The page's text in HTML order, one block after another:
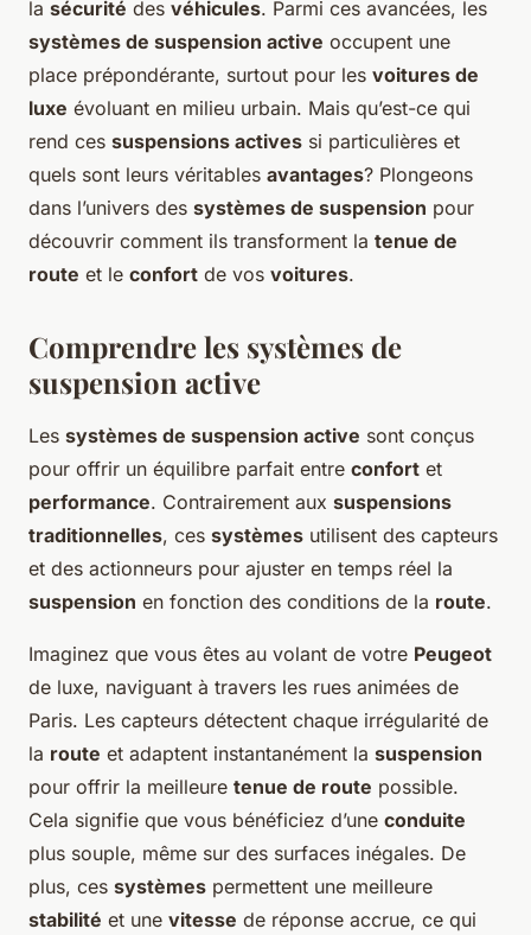
la sécurité des véhicules. Parmi ces avancées, les
systèmes de suspension active occupent une
place prépondérante, surtout pour les voitures de
luxe évoluant en milieu urbain. Mais qu’est-ce qui
rend ces suspensions actives si particulières et
quels sont leurs véritables avantages? Plongeons
dans l’univers des systèmes de suspension pour
découvrir comment ils transforment la tenue de
route et le confort de vos voitures.
Comprendre les systèmes de
suspension active
Les systèmes de suspension active sont conçus
pour offrir un équilibre parfait entre confort et
performance. Contrairement aux suspensions
traditionnelles, ces systèmes utilisent des capteurs
et des actionneurs pour ajuster en temps réel la
suspension en fonction des conditions de la route.
Imaginez que vous êtes au volant de votre Peugeot
de luxe, naviguant à travers les rues animées de
Paris. Les capteurs détectent chaque irrégularité de
la route et adaptent instantanément la suspension
pour offrir la meilleure tenue de route possible.
Cela signifie que vous bénéficiez d’une conduite
plus souple, même sur des surfaces inégales. De
plus, ces systèmes permettent une meilleure
stabilité et une vitesse de réponse accrue, ce qui